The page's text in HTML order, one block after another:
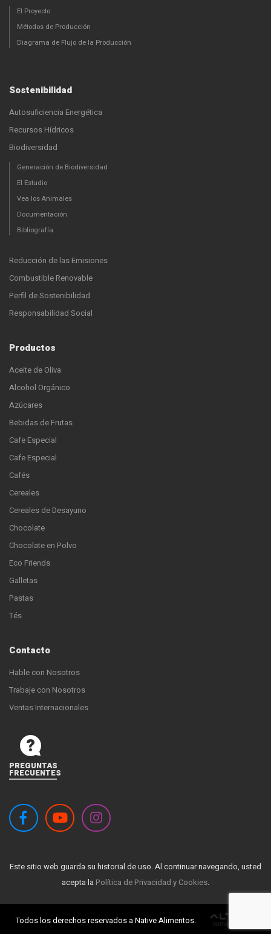
El Proyecto
Métodos de Producción
Diagrama de Flujo de la Producción
Sostenibilidad
Autosuficiencia Energética
Recursos Hídricos
Biodiversidad
Generación de Biodiversidad
El Estudio
Vea los Animales
Documentación
Bibliografía
Reducción de las Emisiones
Combustible Renovable
Perfil de Sostenibilidad
Responsabilidad Social
Productos
Aceite de Oliva
Alcohol Orgánico
Azúcares
Bebidas de Frutas
Cafe Especial
Cafe Especial
Cafés
Cereales
Cereales de Desayuno
Chocolate
Chocolate en Polvo
Eco Friends
Galletas
Pastas
Tés
Contacto
Hable con Nosotros
Trabaje con Nosotros
Ventas Internacionales
PREGUNTAS
FRECUENTES
Este sitio web guarda su historial de uso. Al continuar navegando, usted
acepta la Política de Privacidad y Cookies.
Todos los derechos reservados a Native Alimentos. ALTA
comunicazione